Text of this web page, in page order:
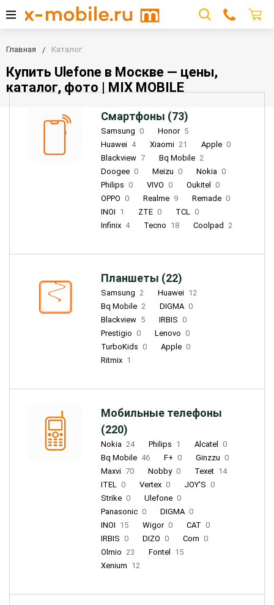
Главная Каталог
Купить Ulefone в Москве — цены,
каталог, фото | MIX MOBILE
Смартфоны (73)
Samsung 0 Honor 5
Huawei 4 Xiaomi 21 Apple 0
Blackview 7 Bq Mobile 2
Doogee 0 Meizu 0 Nokia 0
Philips 0 VIVO 0 Oukitel
0
OPPO 0 Realme 9 Remade 0
INOI 1 ZTE 0 TCL 0
Infinix 4 Tecno 18 Coolpad 2
Планшеты (22)
Samsung 2 Huawei 12
Bq Mobile 2 DIGMA 0
Blackview 5 IRBIS 0
Prestigio 0 Lenovo 0
TurboKids 0 Apple 0
Ritmix 1
Мобильные телефоны
(220)
Nokia 24 Philips 1 Alcatel
0
Bq Mobile 46 F+ 0 Ginzzu 0
Maxvi 70 Nobby 0 Texet 14
ITEL 0 Vertex 0 JOY'S 0
Strike 0 Ulefone 0
Panasonic 0 DIGMA 0
INOI 15 Wigor 0 CAT 0
IRBIS 0 DIZO 0 Corn 0
Olmio 23 Fontel
15
Xenium 12